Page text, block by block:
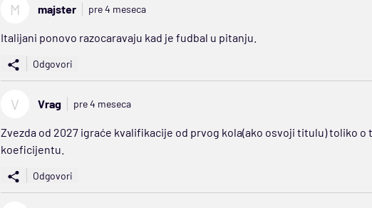
M majster pre 4 meseca
Italijani ponovo razocaravaju kad je fudbal u pitanju.
Odgovori
V Vrag pre 4 meseca
Zvezda od 2027 igraće kvalifikacije od prvog kola(ako osvoji titulu) toliko
koeficijentu.
Odgovori